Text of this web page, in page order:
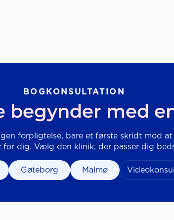
BOGKONSULTATION
begynder med
forpligtelse, bare et første skridt mod
for dig. Vælg den klinik, der passer dig
Gøteborg Malmø